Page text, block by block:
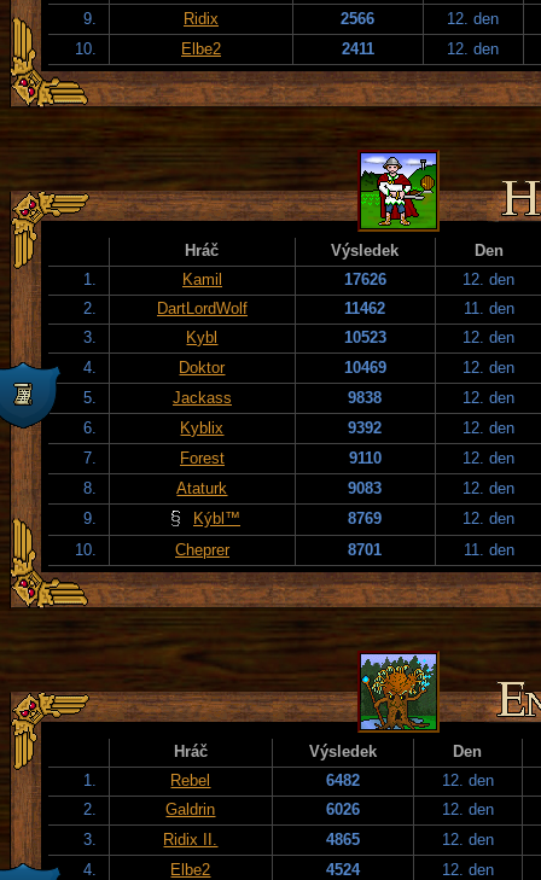
9.
Ridix 2566
12. den
10.
Elbe2 2411 12. den
Hráč Výsledek
Den
1.
Kamil 17626
12. den
2.
DartLordWolf 11462
11. den
3.
Kybl 10523
12. den
4.
Doktor 10469
12. den
5.
Jackass 9838
12. den
6.
Kyblix 9392
12. den
7.
Forest 9110
12. den
8.
Ataturk 9083
12. den
9.
Kýbl™ 8769
12. den
10.
Cheprer 8701 11. den
Hráč Výsledek
Den
1.
Rebel 6482
12. den
2.
Galdrin 6026
12. den
3.
Ridix II. 4865
12. den
4.
Elbe2 4524
12. den